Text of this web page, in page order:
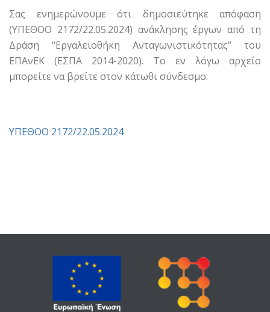
Σας ενημερώνουμε ότι δημοσιεύτηκε απόφαση
(ΥΠΕΘΟΟ 2172/22.05.2024) ανάκλησης έργων από τη
Δράση “Εργαλειοθήκη Ανταγωνιστικότητας” του
ΕΠΑνΕΚ (ΕΣΠΑ 2014-2020). Το εν λόγω αρχείο
μπορείτε να βρείτε στον κάτωθι σύνδεσμο:
ΥΠΕΘΟΟ 2172/22.05.2024